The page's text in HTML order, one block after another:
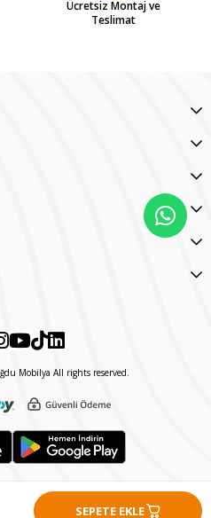
Ücretsiz Montaj ve
Teslimat
Mobilya All rights reserved.